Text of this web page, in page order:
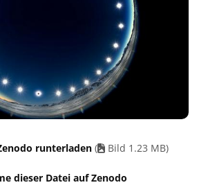
runterladen ( Bild 1.23 MB)
dieser Datei auf Zenodo